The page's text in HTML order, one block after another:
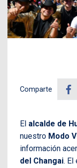
Comparte
El alcalde de
nuestro Modo
información
del Changai. El